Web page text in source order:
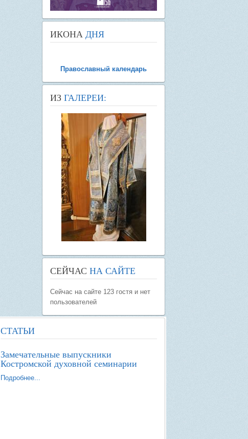
ИКОНА ДНЯ
Православный календарь
ИЗ ГАЛЕРЕИ:
СЕЙЧАС НА САЙТЕ
Сейчас на сайте 123 гостя и нет
пользователей
СТАТЬИ
Замечательные выпускники
Костромской духовной семинарии
Подробнее...